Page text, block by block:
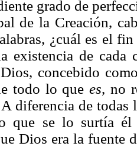
grado de
de la Creación,
¿cuál es el
existencia de cada
concebido
todo lo quees, no
diferencia de todas
que se lo surtía
Dios era la fuente